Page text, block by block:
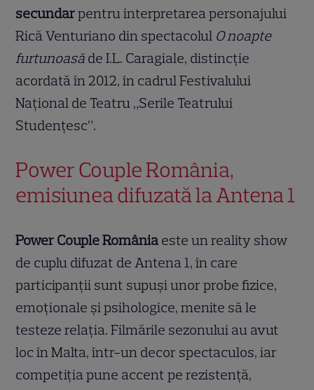
secundarpentru interpretarea personajului
Rică Venturiano din spectacolul O noapte
furtunoasă de I.L. Caragiale, distincție
acordată în 2012, în cadrul Festivalului
Național de Teatru „Serile Teatrului
Studențesc”.
Power Couple România,
emisiunea difuzată la Antena 1
Power Couple România este un reality show
de cuplu difuzat de Antena 1, în care
participanții sunt supuși unor probe fizice,
emoționale și psihologice, menite să le
testeze relația. Filmările sezonului au avut
loc în Malta, într-un decor spectaculos, iar
competiția pune accent pe rezistență,